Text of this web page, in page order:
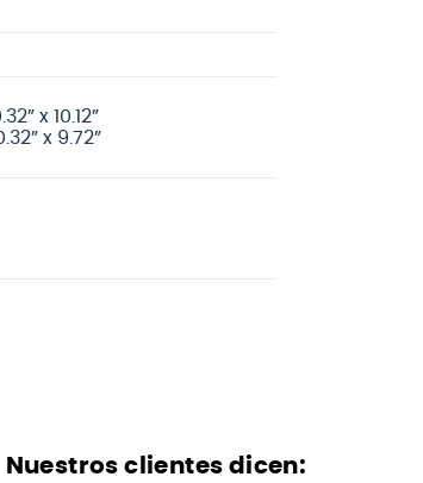
x 10.12”
x 9.72”
Nuestros clientes dicen: